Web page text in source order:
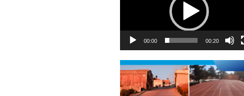
00:00 00:20